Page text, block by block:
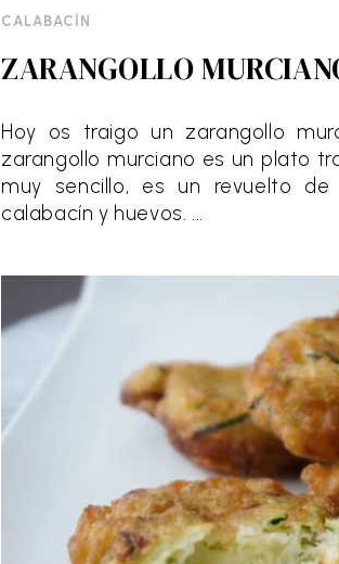
CALABACÍN
ZARANGOLLO
Hoy os traigo un zarangollo
zarangollo murciano es un plato
muy sencillo, es un revuelto de
calabacín y huevos. ...